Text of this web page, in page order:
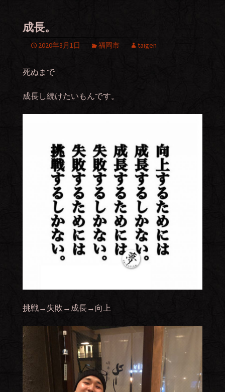
成長。
2020年3月1日 福岡市 taigen
死ぬまで
成長し続けたいもんです。
挑戦→失敗→成長→向上